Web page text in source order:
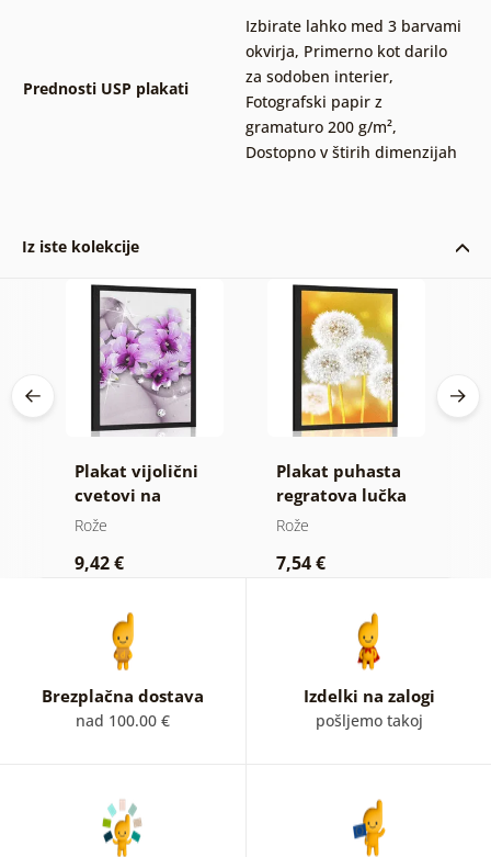
Prednosti USP plakati
Izbirate lahko med 3 barvami
okvirja, Primerno kot darilo
za sodoben interier,
Fotografski papir z
gramaturo 200 g/m²,
Dostopno v štirih dimenzijah
Iz iste kolekcije
Plakat vijolični
cvetovi na
abstraktnem
Rože
9,42 €
Plakat puhasta
regratova lučka
Rože
7,54 €
Brezplačna dostava
nad 100.00 €
Izdelki na zalogi
pošljemo takoj